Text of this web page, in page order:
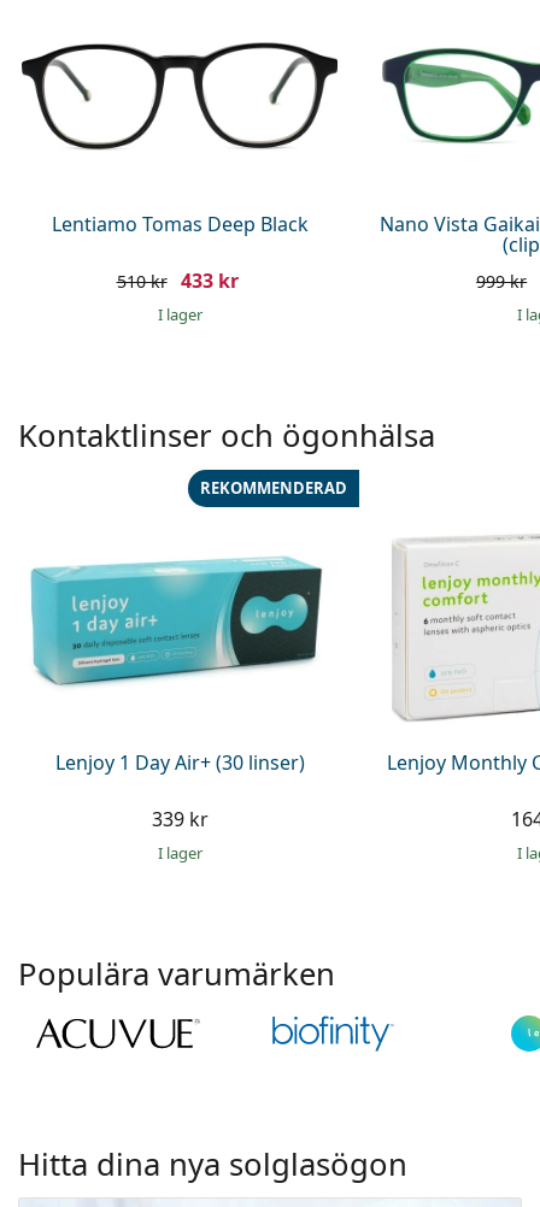
Lentiamo Tomas Deep Black
510 kr 433 kr
I lager
Nano Vista
999 kr
I
Kontaktlinser och ögonhälsa
Lenjoy 1 Day Air+ (30 linser)
REKOMMENDERAD
339 kr
I lager
Lenjoy Monthly
I
Populära varumärken
Hitta dina nya solglasögon